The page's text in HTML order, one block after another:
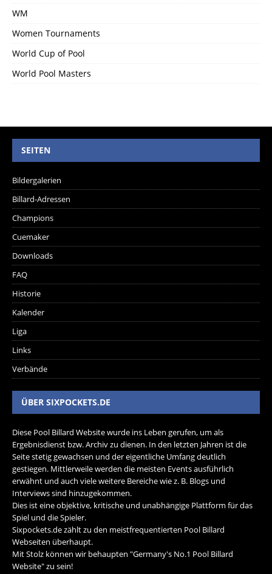
WM
Women Tournaments
World Cup of Pool
World Pool Masters
SEITEN
Bildergalerien
Billard-Adressen
Champions
Cuemaker
Downloads
FAQ
Historie
Kalender
Liga
Links
Verbände
ÜBER SIXPOCKETS.DE
Diese Pool Billard Website wurde ins Leben gerufen, um als
Ergebnisdienst bzw. Archiv zu dienen. In den letzten Jahren ist die
Seite stetig gewachsen und der eigentliche Umfang deutlich
gestiegen. Mittlerweile werden die meisten Events ausführlich
erwähnt und auch viele weitere Bereiche wie z. B. Blogs und
Interviews sind hinzugekommen.
Dies ist eine objektive, kritische und unabhängige Plattform für das
Spiel und die Spieler.
Sixpockets.de zählt zu den meistfrequentierten Pool Billard
Webseiten überhaupt.
Mit Stolz können wir behaupten "Germany's No.1 Pool Billard
Website" zu sein!